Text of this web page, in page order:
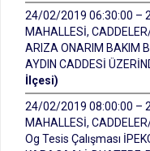
24/02/2019 06:30:00 –
MAHALLESİ,
ARIZA ONARIM BAKIM
AYDIN CADDESİ
İlçesi)
24/02/2019 08:00:00 –
MAHALLESİ,
Og Tesis Çalışması